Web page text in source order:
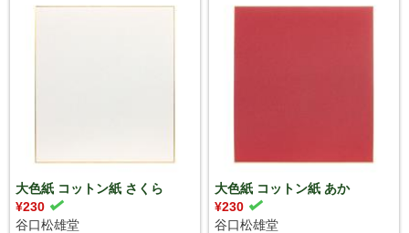
大色紙 コットン紙 さくら
¥230
谷口松雄堂
大色紙 コットン紙 あか
¥230
谷口松雄堂